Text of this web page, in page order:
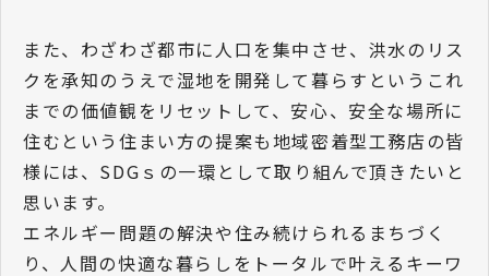
また、わざわざ都市に人口を集中させ、洪水のリス
クを承知のうえで湿地を開発して暮らすというこれ
までの価値観をリセットして、安心、安全な場所に
住むという住まい方の提案も地域密着型工務店の皆
様には、SDGｓの一環として取り組んで頂きたいと
思います。
エネルギー問題の解決や住み続けられるまちづく
り、人間の快適な暮らしをトータルで叶えるキーワ